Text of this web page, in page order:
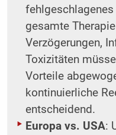
gesamte
Verzögerungen,
Toxizitäten
Vorteile
kontinuierliche
entscheidend.
Europa vs. USA: